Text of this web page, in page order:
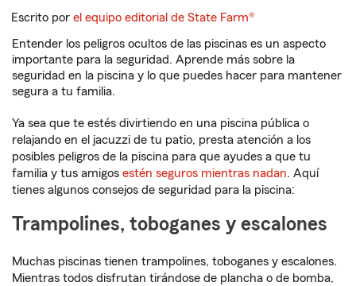
Escrito porel equipo editorial de State Farm®
Entender los peligros ocultos de las piscinas es un aspecto
importante para la seguridad. Aprende más sobre la
seguridad en la piscina y lo que puedes hacer para mantener
segura a tu familia.
Ya sea que te estés divirtiendo en una piscina pública o
relajando en el jacuzzi de tu patio, presta atención a los
posibles peligros de la piscina para que ayudes a que tu
familia y tus amigos estén seguros mientras nadan. Aquí
tienes algunos consejos de seguridad para la piscina:
Trampolines, toboganes y escalones
Muchas piscinas tienen trampolines, toboganes y escalones.
Mientras todos disfrutan tirándose de plancha o de bomba,